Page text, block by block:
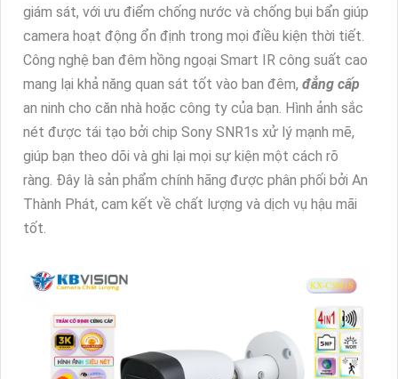
giám sát, với ưu điểm chống nước và chống bụi bẩn giúp
camera hoạt động ổn định trong mọi điều kiện thời tiết.
Công nghệ ban đêm hồng ngoại Smart IR công suất cao
mang lại khả năng quan sát tốt vào ban đêm, đẳng cấp
an ninh cho căn nhà hoặc công ty của bạn. Hình ảnh sắc
nét được tái tạo bởi chip Sony SNR1s xử lý mạnh mẽ,
giúp bạn theo dõi và ghi lại mọi sự kiện một cách rõ
ràng. Đây là sản phẩm chính hãng được phân phối bởi An
Thành Phát, cam kết về chất lượng và dịch vụ hậu mãi
tốt.